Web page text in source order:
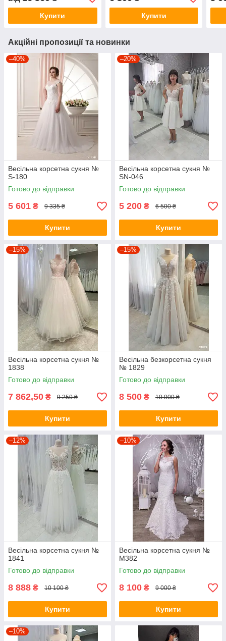
Купити Купити
Акційні пропозиції та новинки
–40%
Весільна корсетна сукня №
S-180
Готово до відправки
5 601 ₴ 9 335 ₴
Купити
–20%
Весільна корсетна сукня №
SN-046
Готово до відправки
5 200 ₴ 6 500 ₴
Купити
–15%
Весільна корсетна сукня №
1838
Готово до відправки
7 862,50 ₴ 9 250 ₴
Купити
–15%
Весільна безкорсетна сукня
№ 1829
Готово до відправки
8 500 ₴ 10 000 ₴
Купити
–12%
Весільна корсетна сукня №
1841
Готово до відправки
8 888 ₴ 10 100 ₴
Купити
–10%
Весільна корсетна сукня №
M382
Готово до відправки
8 100 ₴ 9 000 ₴
Купити
–10%